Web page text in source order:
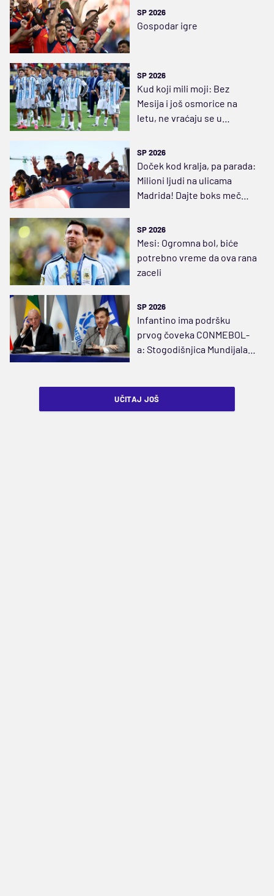
SP 2026
Gospodar igre
SP 2026
Kud koji mili moji: Bez
Mesija i još osmorice na
letu, ne vraćaju se u
SP 2026
Doček kod kralja, pa parada:
Milioni ljudi na ulicama
Madrida! Dajte boks meč
SP 2026
Mesi: Ogromna bol, biće
potrebno vreme da ova rana
zaceli
SP 2026
Infantino ima podršku
prvog čoveka CONMEBOL-
a: Stogodišnjica Mundijala
UČITAJ JOŠ